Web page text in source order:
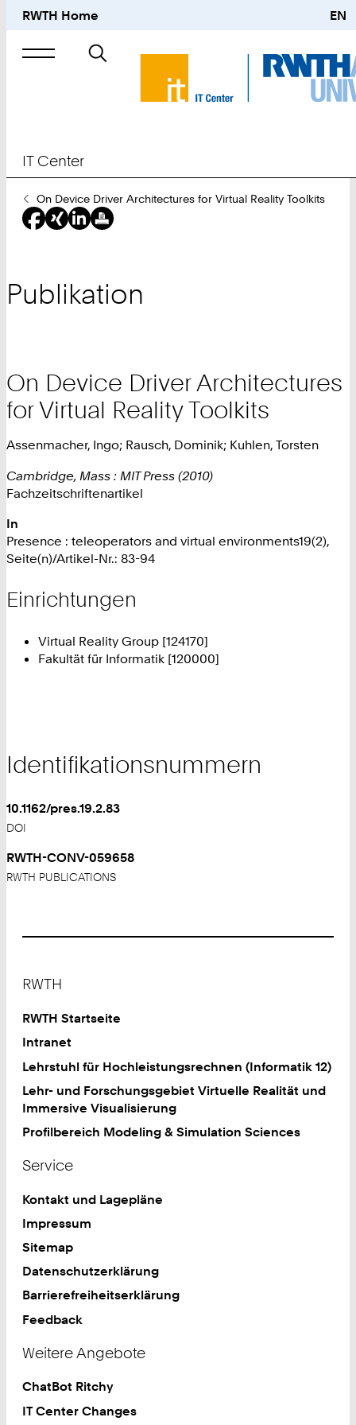
RWTH Home EN
Suche
nach
IT Center
Sie
sind
hier:
On Device Driver Architectures for Virtual Reality Toolkits
Publikation
On Device Driver Architectures
for Virtual Reality Toolkits
Assenmacher, Ingo; Rausch, Dominik; Kuhlen, Torsten
Cambridge, Mass : MIT Press (2010)
Fachzeitschriftenartikel
In
Presence : teleoperators and virtual environments19(2),
Seite(n)/Artikel-Nr.: 83-94
Einrichtungen
Virtual Reality Group [124170]
Fakultät für Informatik [120000]
Identifikationsnummern
10.1162/pres.19.2.83
DOI
RWTH-CONV-059658
RWTH PUBLICATIONS
RWTH
RWTH Startseite
Intranet
Lehrstuhl für Hochleistungsrechnen (Informatik 12)
Lehr- und Forschungsgebiet Virtuelle Realität und
Immersive Visualisierung
Profilbereich Modeling & Simulation Sciences
Service
Kontakt und Lagepläne
Impressum
Sitemap
Datenschutzerklärung
Barrierefreiheitserklärung
Feedback
Weitere Angebote
ChatBot Ritchy
IT Center Changes